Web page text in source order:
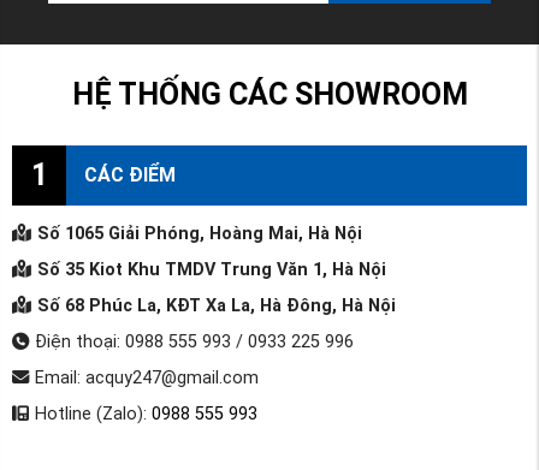
HỆ THỐNG CÁC SHOWROOM
1 CÁC ĐIỂM
Số 1065 Giải Phóng, Hoàng Mai, Hà Nội
Số 35 Kiot Khu TMDV Trung Văn 1, Hà Nội
Số 68 Phúc La, KĐT Xa La, Hà Đông, Hà Nội
Điện thoại: 0988 555 993 / 0933 225 996
Email: acquy247@gmail.com
Hotline (Zalo): 0988 555 993